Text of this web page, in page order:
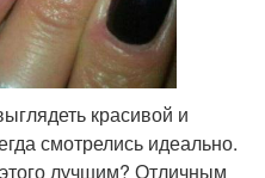
красивой и
смотрелись идеально.
лучшим? Отличным